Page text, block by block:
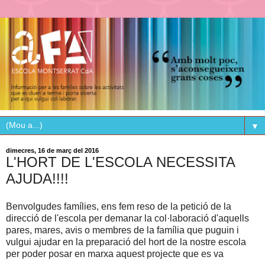
▼
dimecres, 16 de març del 2016
L'HORT DE L'ESCOLA NECESSITA
AJUDA!!!!
Benvolgudes famílies, ens fem reso de la petició de la
direcció de l'escola per demanar la col·laboració d'aquells
pares, mares, avis o membres de la família que puguin i
vulgui ajudar en la preparació del hort de la nostre escola
per poder posar en marxa aquest projecte que es va